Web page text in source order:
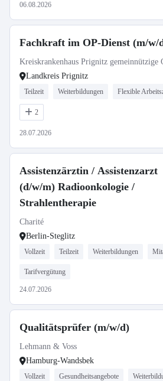
06.08.2026
Fachkraft im OP-Dienst (m/w/
Kreiskrankenhaus Prignitz gemeinnützige
Landkreis Prignitz
Teilzeit Weiterbildungen Flexible
2
28.07.2026
Assistenzärztin / Assistenzarzt
(d/w/m) Radioonkologie /
Strahlentherapie
Charité
Berlin-Steglitz
Vollzeit Teilzeit Weiterbildungen
Tarifvergütung
24.07.2026
Qualitätsprüfer (m/w/d)
Lehmann & Voss
Hamburg-Wandsbek
Vollzeit Gesundheitsangebote